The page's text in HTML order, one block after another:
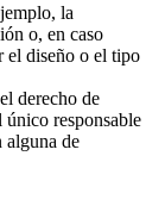
la
o, en caso
el diseño o el tipo
derecho de
único responsable
alguna de